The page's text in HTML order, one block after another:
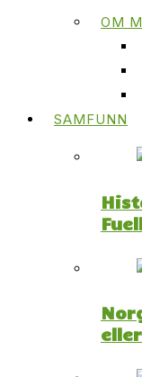
OM
SAMFUNN